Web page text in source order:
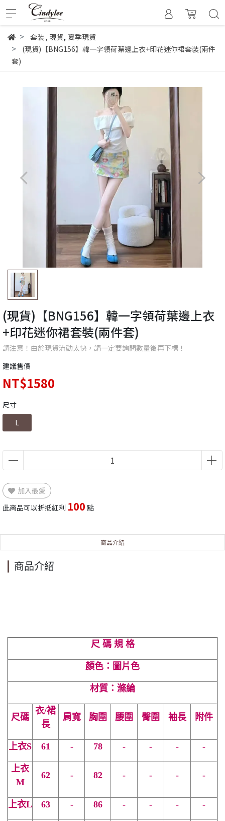
套裝, 現貨, 夏季現貨
(現貨)【BNG156】韓一字領荷葉邊上衣+印花迷你裙套裝(兩件
套)
(現貨)【BNG156】韓一字領荷葉邊上衣
+印花迷你裙套裝(兩件套)
請注意！由於現貨流動太快，請一定要詢問數量後再下標！
建議售價
NT$1580
尺寸
L
加入最愛
此商品可以折抵紅利 100 點
商品介紹
商品介紹
尺 碼 規 格
顏色：圖片色
材質：滌綸
尺碼
衣/裙
長
肩寬 胸圍 腰圍 臀圍 袖長 附件
上衣S 61 - 78 - - - -
上衣
M
62 - 82 - - - -
上衣L 63 - 86 - - - -